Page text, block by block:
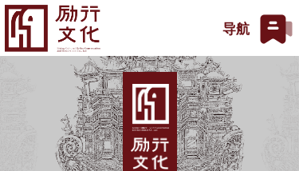
T
o
g
导航